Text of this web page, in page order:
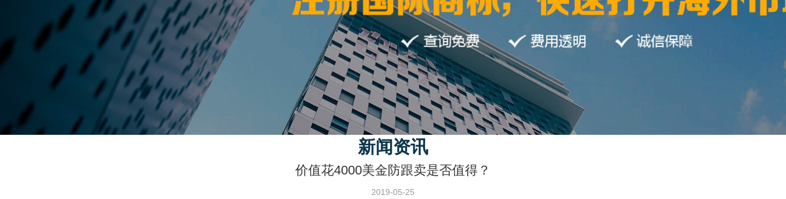
新闻资讯
价值花4000美金防跟卖是否值得？
2019-05-25